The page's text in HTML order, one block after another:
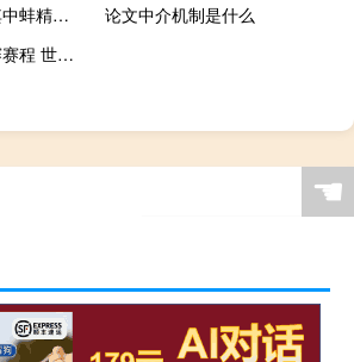
天地传说之鱼美人其中蚌精被吃是哪集 天地传说之鱼美人攻略
论文中介机制是什么
世预赛欧洲区小组赛赛程 世预赛欧洲区附加赛
☚